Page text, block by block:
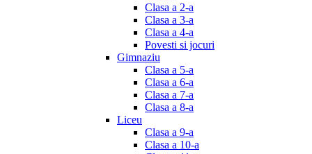
Clasa a 2-a
Clasa a 3-a
Clasa a 4-a
Povesti si jocuri
Gimnaziu
Clasa a 5-a
Clasa a 6-a
Clasa a 7-a
Clasa a 8-a
Liceu
Clasa a 9-a
Clasa a 10-a